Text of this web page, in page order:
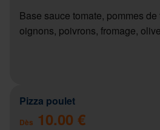
Base sauce tomate, pommes
oignons, poivrons, fromage,
Pizza poulet
Dès 10.00 €